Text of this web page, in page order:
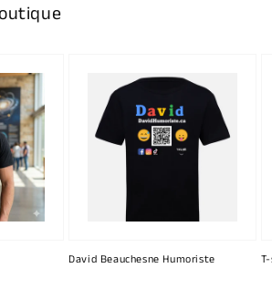
David Beauchesne Humoriste